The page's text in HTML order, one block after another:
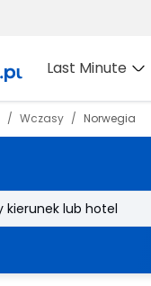
Last Minute
Wczasy Norwegia